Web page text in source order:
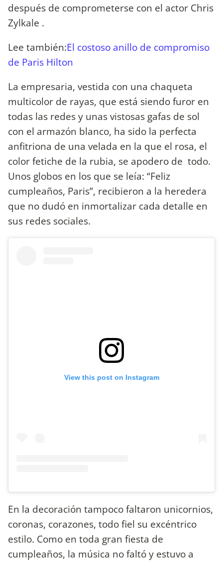
después de comprometerse con el actor Chris
Zylkale .
Lee también:El costoso anillo de compromiso
de Paris Hilton
La empresaria, vestida con una chaqueta
multicolor de rayas, que está siendo furor en
todas las redes y unas vistosas gafas de sol
con el armazón blanco, ha sido la perfecta
anfitriona de una velada en la que el rosa, el
color fetiche de la rubia, se apodero de todo.
Unos globos en los que se leía: “Feliz
cumpleaños, Paris”, recibieron a la heredera
que no dudó en inmortalizar cada detalle en
sus redes sociales.
View this post on Instagram
En la decoración tampoco faltaron unicornios,
coronas, corazones, todo fiel su excéntrico
estilo. Como en toda gran fiesta de
cumpleaños, la música no faltó y estuvo a